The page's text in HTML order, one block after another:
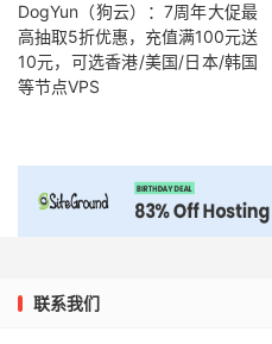
DogYun（狗云）：7周年大促最
高抽取5折优惠，充值满100元送
10元，可选香港/美国/日本/韩国
等节点VPS
联系我们